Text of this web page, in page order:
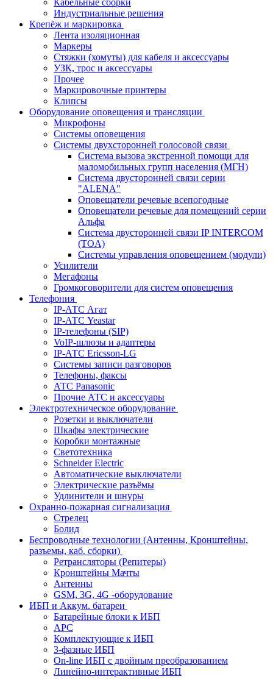
Кабельные сборки
Индустриальные решения
Крепёж и маркировка
Лента изоляционная
Маркеры
Стяжки (хомуты) для кабеля и аксессуары
УЗК, трос и аксессуары
Прочее
Маркировочные принтеры
Клипсы
Оборудование оповещения и трансляции
Микрофоны
Системы оповещения
Системы двухсторонней голосовой связи
Система вызова экстренной помощи для
маломобильных групп населения (МГН)
Система двусторонней связи серии
"ALENA"
Оповещатели речевые всепогодные
Оповещатели речевые для помещений серии
Альфа
Система двусторонней связи IP INTERCOM
(TOA)
Системы управления оповещением (модули)
Усилители
Мегафоны
Громкоговорители для систем оповещения
Телефония
IP-АТС Агат
IP-АТС Yeastar
IP-телефоны (SIP)
VoIP-шлюзы и адаптеры
IP-АТС Ericsson-LG
Системы записи разговоров
Телефоны, факсы
АТС Panasonic
Прочие АТС и аксессуары
Электротехническое оборудование
Розетки и выключатели
Шкафы электрические
Коробки монтажные
Светотехника
Schneider Electric
Автоматические выключатели
Электрические разъёмы
Удлинители и шнуры
Охранно-пожарная сигнализация
Стрелец
Болид
Беспроводные технологии (Антенны, Кронштейны,
разъемы, каб. сборки)
Ретрансляторы (Репитеры)
Кронштейны Мачты
Антенны
GSM, 3G, 4G -оборудование
ИБП и Аккум. батареи
Батарейные блоки к ИБП
APC
Комплектующие к ИБП
3-фазные ИБП
On-line ИБП с двойным преобразованием
Линейно-интерактивные ИБП